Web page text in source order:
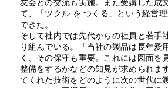
て、「ツクル を つくる」という経営
できた。
そして社内では先代からの社員と若手
り組んでいる。「当社の製品は長年愛
く、その保守も重要。これには図面を
整備をするかなどの知見が求められま
てくれた技術をどのように次の世代に